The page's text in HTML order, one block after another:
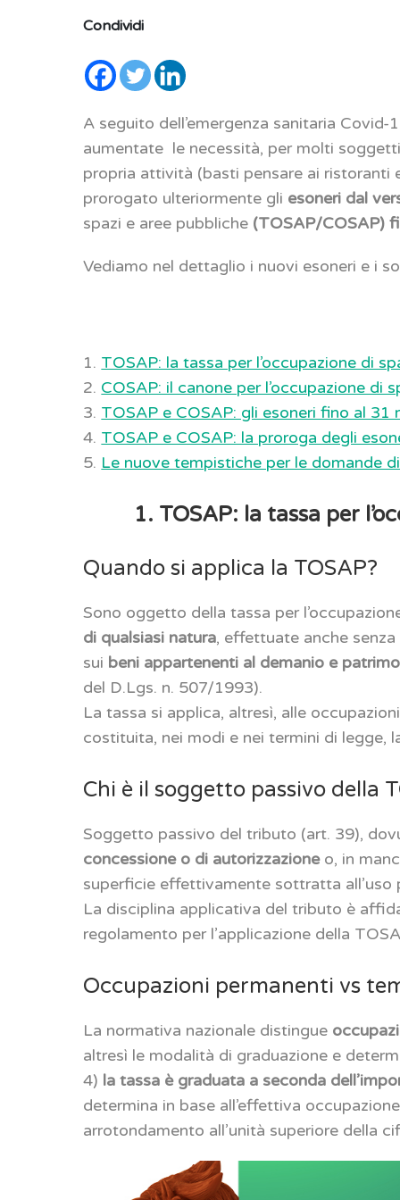
Condividi
A seguito dell’emergenza sanitaria
aumentate le necessità, per molti
propria attività (basti pensare ai
prorogato ulteriormente gli esoneri dal
spazi e aree pubbliche (TOSAP/COSAP)
Vediamo nel dettaglio i nuovi esoneri e i
1. TOSAP: la tassa per l’occupazione di
2. COSAP: il canone per l’occupazione di
3. TOSAP e COSAP: gli esoneri fino al 31
4. TOSAP e COSAP: la proroga degli
5. Le nuove tempistiche per le domande
1. TOSAP: la tassa per
Quando si applica la TOSAP?
Sono oggetto della tassa per
di qualsiasi natura, effettuate anche
sui beni appartenenti al demanio e
del D.Lgs. n. 507/1993).
La tassa si applica, altresì, alle
costituita, nei modi e nei termini di legge,
Chi è il soggetto passivo della
Soggetto passivo del tributo (art. 39),
concessione o di autorizzazioneo, in
superficie effettivamente sottratta
La disciplina applicativa del tributo è
regolamento per l’applicazione della
Occupazioni permanenti vs
La normativa nazionale distingue
altresì le modalità di graduazione e
4) la tassa è graduata a seconda
determina in base all’effettiva
arrotondamento all’unità superiore della